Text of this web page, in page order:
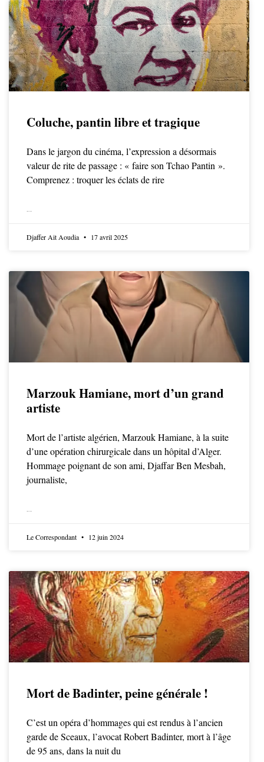
Coluche, pantin libre et tragique
Dans le jargon du cinéma, l’expression a désormais
valeur de rite de passage : « faire son Tchao Pantin ».
Comprenez : troquer les éclats de rire
Djaffer Ait Aoudia 17 avril 2025
Marzouk Hamiane, mort d’un grand
artiste
Mort de l’artiste algérien, Marzouk Hamiane, à la suite
d’une opération chirurgicale dans un hôpital d’Alger.
Hommage poignant de son ami, Djaffar Ben Mesbah,
journaliste,
Le Correspondant 12 juin 2024
Mort de Badinter, peine générale !
C’est un opéra d’hommages qui est rendus à l’ancien
garde de Sceaux, l’avocat Robert Badinter, mort à l’âge
de 95 ans, dans la nuit du